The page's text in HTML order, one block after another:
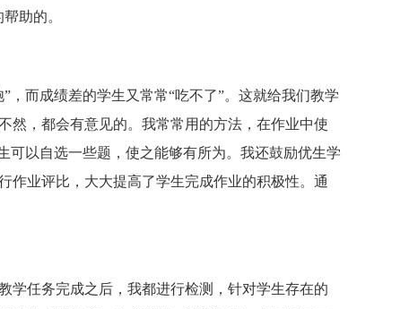
助的。
，而成绩差的学生又常常“吃不了”。这就给我们教学
然，都会有意见的。我常常用的方法，在作业中使
可以自选一些题，使之能够有所为。我还鼓励优生学
作业评比，大大提高了学生完成作业的积极性。通
学任务完成之后，我都进行检测，针对学生存在的